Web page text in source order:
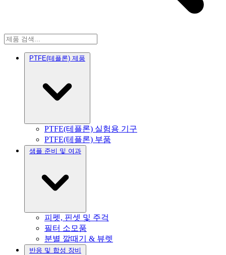
PTFE(테플론) 제품
PTFE(테플론) 실험용 기구
PTFE(테플론) 부품
샘플 준비 및 여과
피펫, 핀셋 및 주걱
필터 소모품
분별 깔때기 & 뷰렛
반응 및 합성 장비